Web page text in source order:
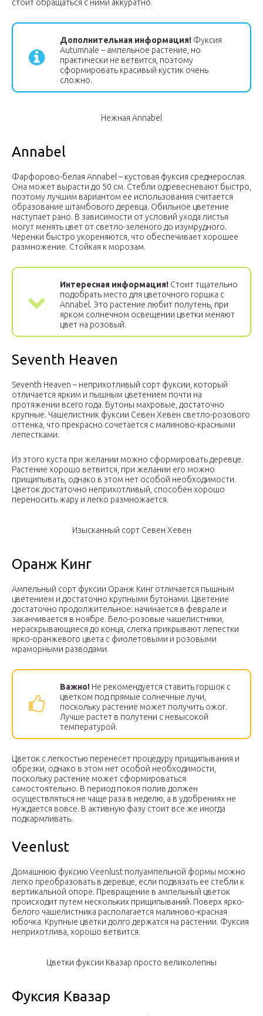
стоит обращаться с ними аккуратно.
Дополнительная информация! Фуксия
Autumnale – ампельное растение, но
практически не ветвится, поэтому
сформировать красивый кустик очень
сложно.
Нежная Annabel
Annabel
Фарфорово-белая Annabel – кустовая фуксия среднерослая.
Она может вырасти до 50 см. Стебли одревесневают быстро,
поэтому лучшим вариантом ее использования считается
образование штамбового деревца. Обильное цветение
наступает рано. В зависимости от условий ухода листья
могут менять цвет от светло-зеленого до изумрудного.
Черенки быстро укореняются, что обеспечивает хорошее
размножение. Стойкая к морозам.
Интересная информация! Стоит тщательно
подобрать место для цветочного горшка с
Annabel. Это растение любит полутень, при
ярком солнечном освещении цветки меняют
цвет на розовый.
Seventh Heaven
Seventh Heaven – неприхотливый сорт фуксии, который
отличается ярким и пышным цветением почти на
протяжении всего года. Бутоны махровые, достаточно
крупные. Чашелистник фуксии Севен Хевен светло-розового
оттенка, что прекрасно сочетается с малиново-красными
лепестками.
Из этого куста при желании можно сформировать деревце.
Растение хорошо ветвится, при желании его можно
прищипывать, однако в этом нет особой необходимости.
Цветок достаточно неприхотливый, способен хорошо
переносить жару и легко размножается.
Изысканный сорт Севен Хевен
Оранж Кинг
Ампельный сорт фуксии Оранж Кинг отличается пышным
цветением и достаточно крупными бутонами. Цветение
достаточно продолжительное: начинается в феврале и
заканчивается в ноябре. Бело-розовые чашелистники,
нераскрывающиеся до конца, слегка прикрывают лепестки
ярко-оранжевого цвета с фиолетовыми и розовыми
мраморными разводами.
Важно! Не рекомендуется ставить горшок с
цветком под прямые солнечные лучи,
поскольку растение может получить ожог.
Лучше растет в полутени с невысокой
температурой.
Цветок с легкостью перенесет процедуру прищипывания и
обрезки, однако в этом нет особой необходимости,
поскольку растение может сформироваться
самостоятельно. В период покоя полив должен
осуществляться не чаще раза в неделю, а в удобрениях не
нуждается вовсе. В активную фазу стоит все же иногда
подкармливать.
Veenlust
Домашнюю фуксию Veenlust полуампельной формы можно
легко преобразовать в деревце, если подвязать ее стебли к
вертикальной опоре. Превращение в ампельный цветок
происходит путем нескольких прищипываний. Поверх ярко-
белого чашелистника располагается малиново-красная
юбочка. Крупные цветки долго держатся на растении. Фуксия
неприхотлива, хорошо ветвится.
Цветки фуксии Квазар просто великолепны
Фуксия Квазар